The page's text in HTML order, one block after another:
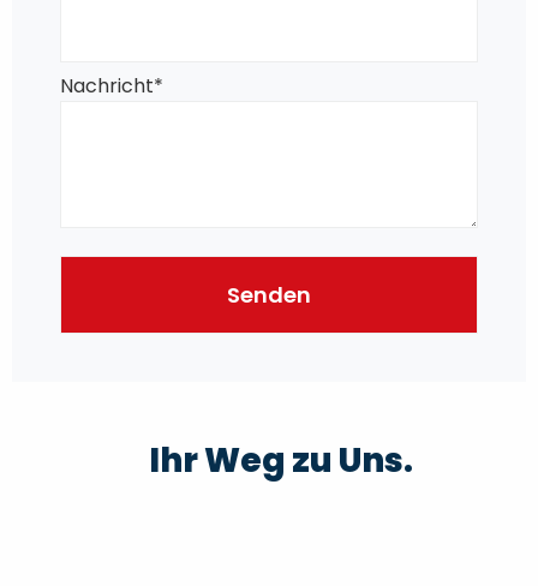
Nachricht*
Ihr Weg zu Uns.